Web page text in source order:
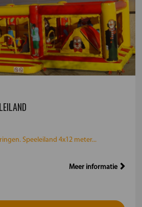
Speeleiland 4x12 meter...
Meer informatie